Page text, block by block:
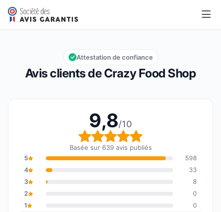
Crazy Food Shop
Note globale : 9,8 sur 10
9,8/10
Avis clients de Crazy Food Shop
Attestation de confiance
9,8/10
Note globale : 9,8 sur
Basée sur 639 avis publiés
5
598
4
33
3
8
2
0
1
0